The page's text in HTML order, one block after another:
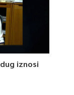
iznosi